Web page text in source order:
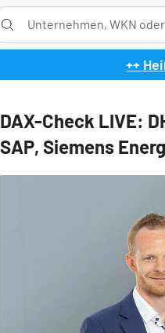
++
DAX-Check LIVE:
SAP, Siemens